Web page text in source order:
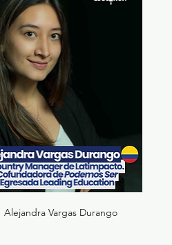
Alejandra Vargas Durango